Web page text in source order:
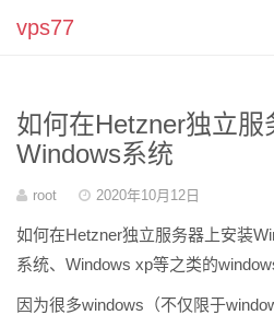
vps77
如何在Hetzner独立服
Windows系统
作
root
发
于
2020年10月12日
如何在Hetzner独立服务器上安装
系统、Windows xp等之类的
因为很多windows（不仅限于